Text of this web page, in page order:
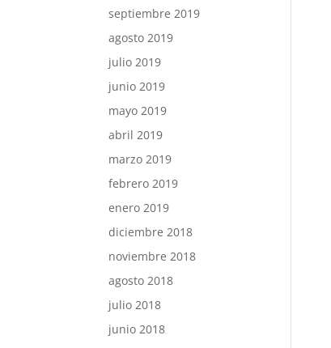
septiembre 2019
agosto 2019
julio 2019
junio 2019
mayo 2019
abril 2019
marzo 2019
febrero 2019
enero 2019
diciembre 2018
noviembre 2018
agosto 2018
julio 2018
junio 2018